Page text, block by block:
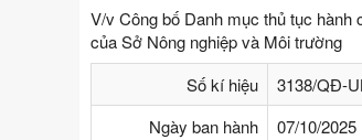
V/v Công bố Danh mục thủ tục
của Sở Nông nghiệp và Môi trường
Số kí hiệu
3138/QĐ-
Ngày ban hành
07/10/2025